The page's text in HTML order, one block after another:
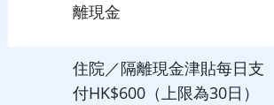
離現金
住院／隔離現金津貼每日支
付HK$600（上限為30日）